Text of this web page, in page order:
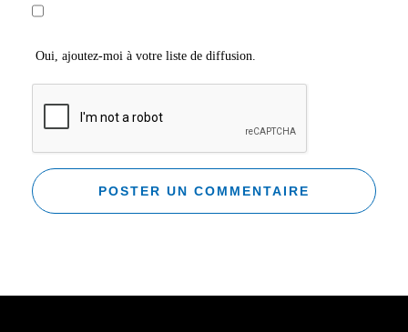
Oui, ajoutez-moi à votre liste de diffusion.